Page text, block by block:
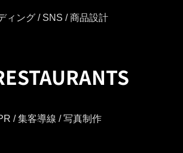
ィング / SNS / 商品設計
/ 集客導線 / 写真制作